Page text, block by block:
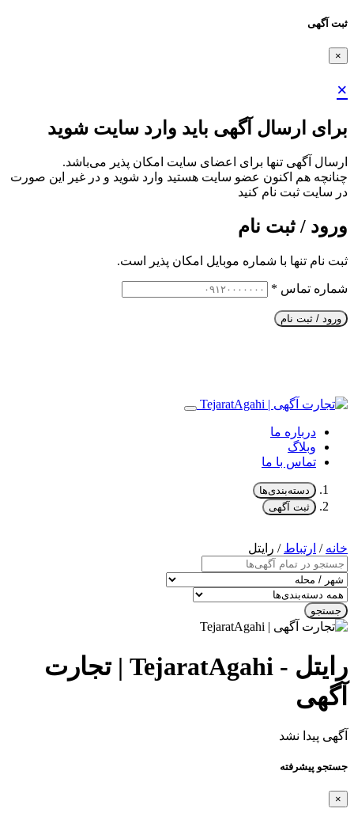
ثبت آگهی
×
×
برای ارسال آگهی باید وارد سایت شوید
ارسال آگهی تنها برای اعضای سایت امکان پذیر می‌باشد.
چنانچه هم‌ اکنون عضو سایت هستید وارد شوید و در غیر این صورت
در سایت ثبت نام کنید
ورود / ثبت نام
ثبت نام تنها با شماره موبایل امکان پذیر است.
شماره تماس *
ورود / ثبت نام
درباره ما
وبلاگ
تماس با ما
دسته‌بندی‌ها
ثبت آگهی
خانه / ارتباط / رایتل
جستجو
رایتل - TejaratAgahi | تجارت
آگهی
آگهی پیدا نشد
جستجو پیشرفته
×